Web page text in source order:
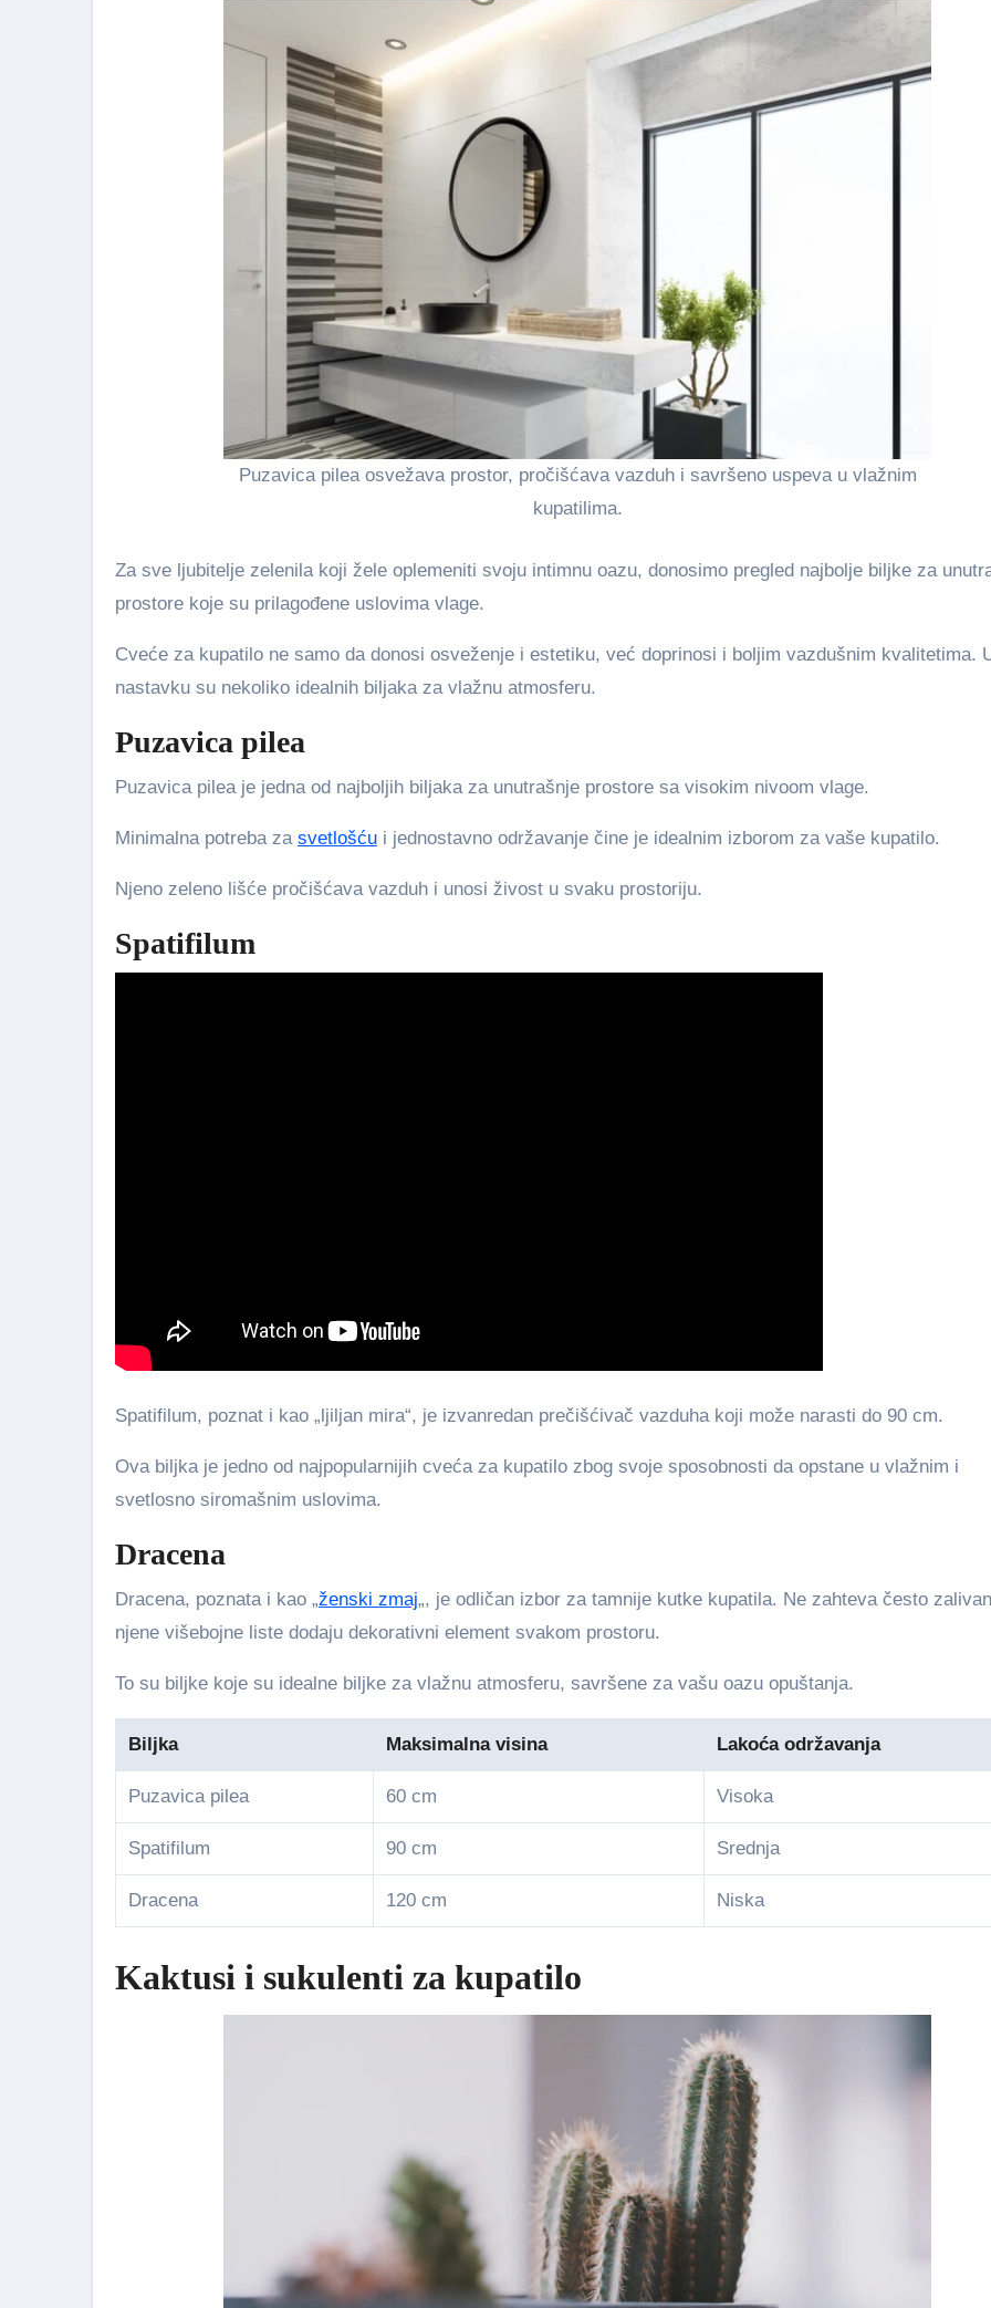
Puzavica pilea osvežava prostor, pročišćava vazduh i savršeno uspeva u vlažnim
kupatilima.
Za sve ljubitelje zelenila koji žele oplemeniti svoju intimnu oazu, donosimo pregled najbolje biljke za
prostore koje su prilagođene uslovima vlage.
Cveće za kupatilo ne samo da donosi osveženje i estetiku, već doprinosi i boljim vazdušnim kvalitetima.
nastavku su nekoliko idealnih biljaka za vlažnu atmosferu.
Puzavica pilea
Puzavica pilea je jedna od najboljih biljaka za unutrašnje prostore sa visokim nivoom vlage.
Minimalna potreba za svetlošću i jednostavno održavanje čine je idealnim izborom za vaše kupatilo.
Njeno zeleno lišće pročišćava vazduh i unosi živost u svaku prostoriju.
Spatifilum
Spatifilum, poznat i kao „ljiljan mira“, je izvanredan prečišćivač vazduha koji može narasti do 90 cm.
Ova biljka je jedno od najpopularnijih cveća za kupatilo zbog svoje sposobnosti da opstane u vlažnim i
svetlosno siromašnim uslovima.
Dracena
Dracena, poznata i kao „ženski zmaj„, je odličan izbor za tamnije kutke kupatila. Ne zahteva često
njene višebojne liste dodaju dekorativni element svakom prostoru.
To su biljke koje su idealne biljke za vlažnu atmosferu, savršene za vašu oazu opuštanja.
Biljka Maksimalna visina Lakoća održavanja
Puzavica pilea 60 cm Visoka
Spatifilum 90 cm Srednja
Dracena 120 cm Niska
Kaktusi i sukulenti za kupatilo